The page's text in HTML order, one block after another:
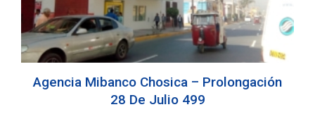
Agencia Mibanco Chosica – Prolongación
28 De Julio 499